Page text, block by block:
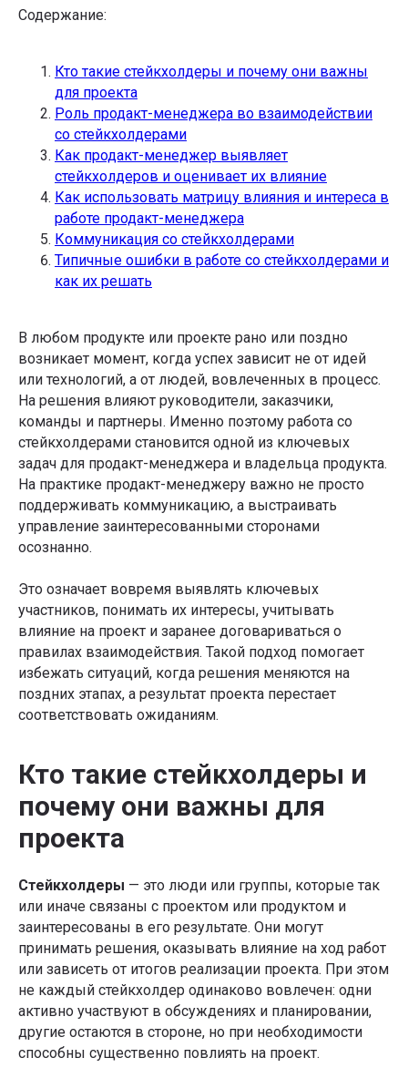
Содержание:
Кто такие стейкхолдеры и почему они важны
для проекта
Роль продакт-менеджера во взаимодействии
со стейкхолдерами
Как продакт-менеджер выявляет
стейкхолдеров и оценивает их влияние
Как использовать матрицу влияния и интереса в
работе продакт-менеджера
Коммуникация со стейкхолдерами
Типичные ошибки в работе со стейкхолдерами и
как их решать
В любом продукте или проекте рано или поздно
возникает момент, когда успех зависит не от идей
или технологий, а от людей, вовлеченных в процесс.
На решения влияют руководители, заказчики,
команды и партнеры. Именно поэтому работа со
стейкхолдерами становится одной из ключевых
задач для продакт-менеджера и владельца продукта.
На практике продакт-менеджеру важно не просто
поддерживать коммуникацию, а выстраивать
управление заинтересованными сторонами
осознанно.
Это означает вовремя выявлять ключевых
участников, понимать их интересы, учитывать
влияние на проект и заранее договариваться о
правилах взаимодействия. Такой подход помогает
избежать ситуаций, когда решения меняются на
поздних этапах, а результат проекта перестает
соответствовать ожиданиям.
Кто такие стейкхолдеры и
почему они важны для
проекта
Стейкхолдеры — это люди или группы, которые так
или иначе связаны с проектом или продуктом и
заинтересованы в его результате. Они могут
принимать решения, оказывать влияние на ход работ
или зависеть от итогов реализации проекта. При этом
не каждый стейкхолдер одинаково вовлечен: одни
активно участвуют в обсуждениях и планировании,
другие остаются в стороне, но при необходимости
способны существенно повлиять на проект.